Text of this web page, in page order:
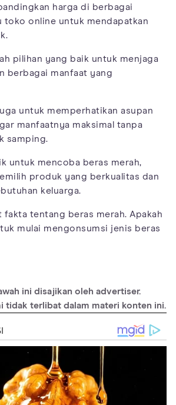
harga di berbagai
toko online untuk mendapatkan
pilihan yang baik untuk menjaga
berbagai manfaat yang
untuk memperhatikan asupan
manfaatnya maksimal tanpa
samping.
untuk mencoba beras merah,
produk yang berkualitas dan
keluarga.
fakta tentang beras merah. Apakah
mulai mengonsumsi jenis beras
nutrition/is-brown-rice-good-for-
grains-diabetes/
17885721/
ini disajikan oleh advertiser.
tidak terlibat dalam materi konten ini.